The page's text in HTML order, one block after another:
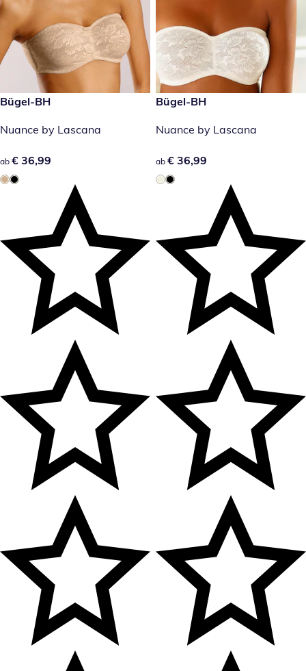
€ 36,99
Bügel-BH
Nuance by Lascana
€ 36,99
ab € 36,99
€ 36,99
Bügel-BH
Nuance by Lascana
€ 36,99
ab € 36,99